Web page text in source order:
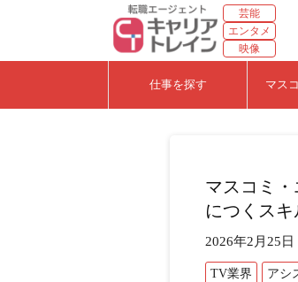
芸能
エンタメ
映像
仕事を探す マス
マスコミ
につくスキ
2026年2月25日
TV業界 アシ